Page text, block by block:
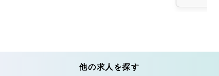
他の求人を探す